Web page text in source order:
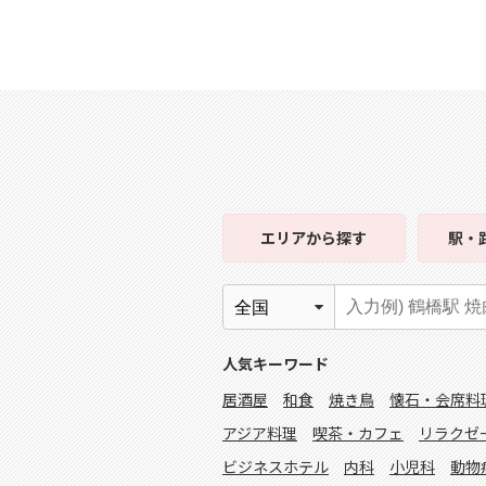
エリアから探す 駅・
人気キーワード
居酒屋
和食 焼き鳥
懐石・会席料
アジア料理
喫茶・カフェ
リラクゼ
ビジネスホテル
内科 小児科 動物